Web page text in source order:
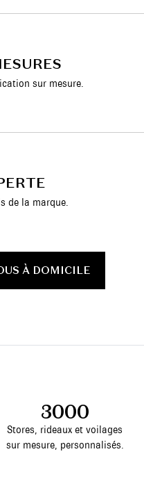
sur mesure.
de la marque.
À DOMICILE
3000
Stores, rideaux et voilages
sur mesure, personnalisés.